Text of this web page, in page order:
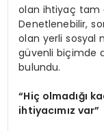
olan ihtiyaç tam
Denetlenebilir,
olan yerli sosyal
güvenli biçimde
bulundu.
“Hiç olmadığı
ihtiyacımız var”